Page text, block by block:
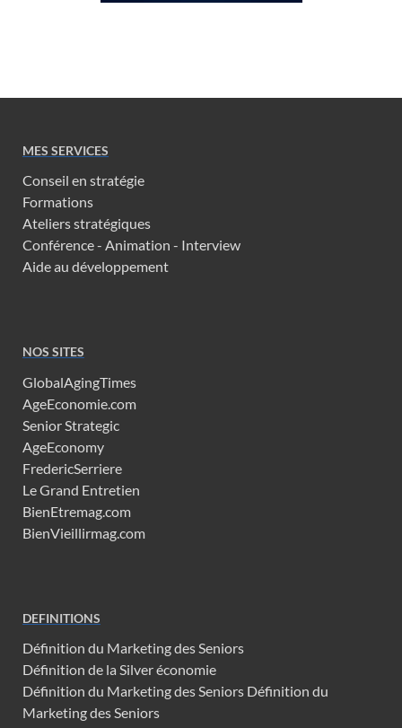
MES SERVICES
Conseil en stratégie
Formations
Ateliers stratégiques
Conférence - Animation - Interview
Aide au développement
NOS SITES
GlobalAgingTimes
AgeEconomie.com
Senior Strategic
AgeEconomy
FredericSerriere
Le Grand Entretien
BienEtremag.com
BienVieillirmag.com
DEFINITIONS
Définition du Marketing des Seniors
Définition de la Silver économie
Définition du Marketing des Seniors Définition du
Marketing des Seniors